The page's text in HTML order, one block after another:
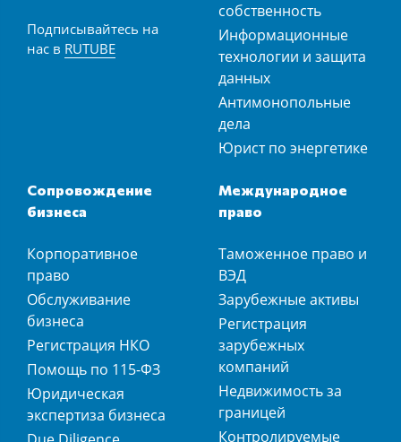
Подписывайтесь на
нас в RUTUBE
собственность
Информационные
технологии и защита
данных
Антимонопольные
дела
Юрист по энергетике
Сопровождение
бизнеса
Корпоративное
право
Обслуживание
бизнеса
Регистрация НКО
Помощь по 115-ФЗ
Юридическая
экспертиза бизнеса
Международное
право
Таможенное право и
ВЭД
Зарубежные активы
Регистрация
зарубежных
компаний
Недвижимость за
границей
Контролируемые